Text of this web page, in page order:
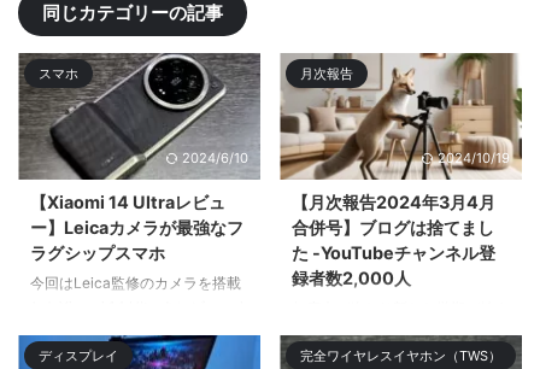
同じカテゴリーの記事
スマホ
2024/6/10
【Xiaomi 14 Ultraレビュ
ー】Leicaカメラが最強なフ
ラグシップスマホ
今回はLeica監修のカメラを搭載
る。Xiaomiのガチのフラ| ...
月次報告
2024/10/19
【月次報告2024年3月4月
合併号】ブログは捨てまし
た -YouTubeチャンネル登
録者数2,000人
り新入生や新クラス、新入社員な
ど新 ...
ディスプレイ 完全ワイヤレスイヤホン（TWS）